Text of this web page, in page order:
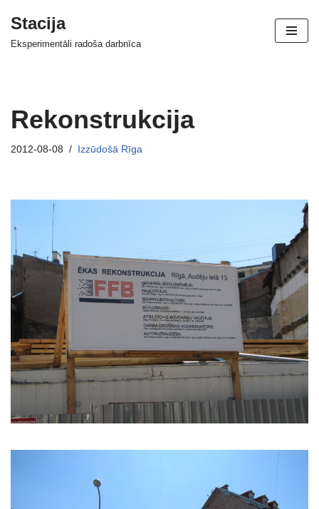
Skip
Stacija
Eksperimentāli radoša darbnīca
Rekonstrukcija
2012-08-08 Izzūdošā Rīga